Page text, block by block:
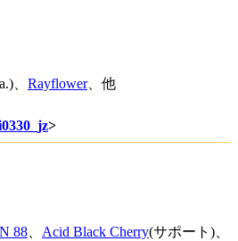
、 Rayflower、他
>
88 Acid Black Cherry(サポート)、